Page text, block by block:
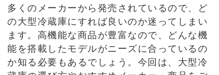
多くのメーカーから発売されているので、ど
の大型冷蔵庫にすれば良いのか迷ってしまい
ます。高機能な商品が豊富なので、どんな機
能を搭載したモデルがニーズに合っているの
か知る必要もあるでしょう。今回は、大型冷